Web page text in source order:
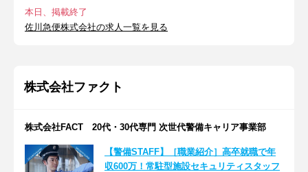
本日、掲載終了
佐川急便株式会社の求人一覧を見る
株式会社ファクト
株式会社FACT 20代・30代専門 次世代警備キャリア事業部
【警備STAFF】［職業紹介］高卒就職で年
収600万！常駐型施設セキュリティスタッフ